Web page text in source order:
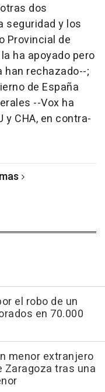
dos
seguridad y los
Provincial de
ha apoyado pero
han rechazado--;
de España
--Vox ha
y CHA, en contra-
el robo de un
en 70.000
menor extranjero
Zaragoza tras una